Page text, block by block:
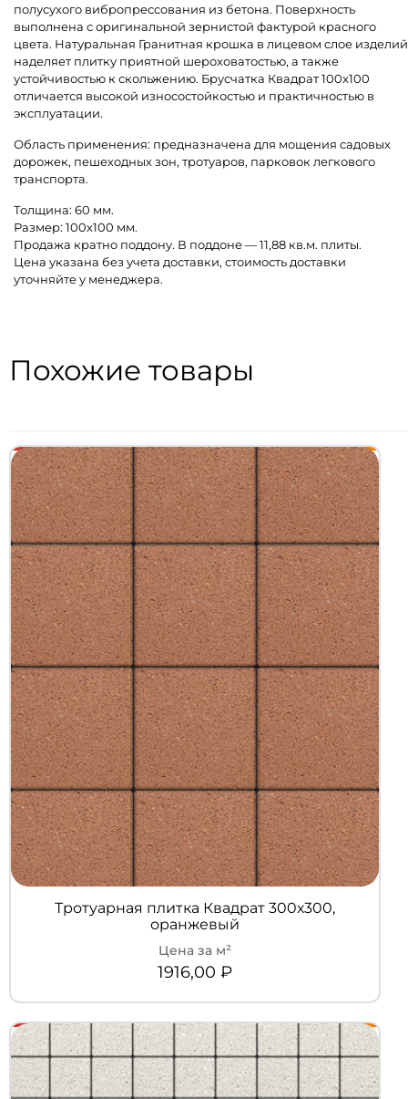
полусухого вибропрессования из бетона. Поверхность
выполнена с оригинальной зернистой фактурой красного
цвета. Натуральная Гранитная крошка в лицевом слое изделий
наделяет плитку приятной шероховатостью, а также
устойчивостью к скольжению. Брусчатка Квадрат 100х100
отличается высокой износостойкостью и практичностью в
эксплуатации.
Область применения: предназначена для мощения садовых
дорожек, пешеходных зон, тротуаров, парковок легкового
транспорта.
Толщина: 60 мм.
Размер: 100х100 мм.
Продажа кратно поддону. В поддоне — 11,88 кв.м. плиты.
Цена указана без учета доставки, стоимость доставки
уточняйте у менеджера.
Похожие товары
Тротуарная плитка Квадрат 300х300,
оранжевый
1916,00 ₽